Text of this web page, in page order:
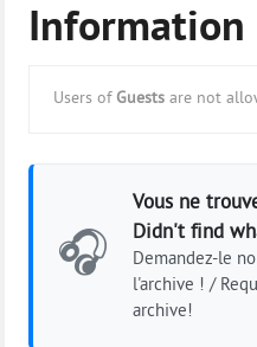
Information
Users of Guests are not
🎧
Vous ne
Didn't find
Demandez-le
l'archive ! /
archive!